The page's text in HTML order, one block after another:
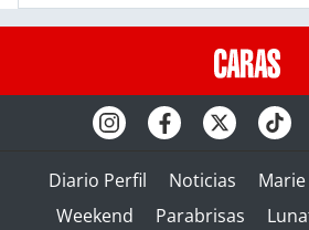
Diario Perfil Noticias
Weekend
Parabrisas